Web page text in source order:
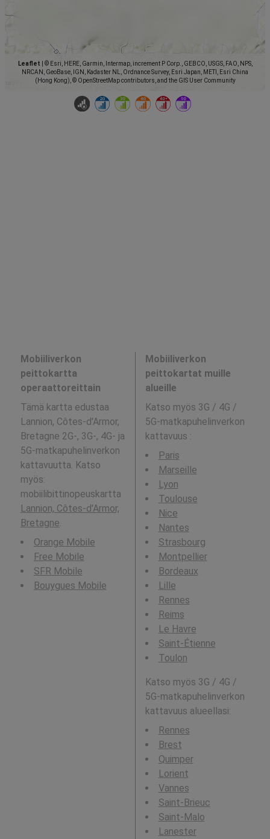
Leaflet
© Esri, HERE, Garmin, Intermap, increment P Corp., GEBCO, USGS, FAO, NPS,
NRCAN, GeoBase, IGN, Kadaster NL, Ordnance Survey, Esri Japan, METI, Esri China
(Hong Kong), © OpenStreetMap contributors, and the GIS User Community
Mobiiliverkon
peittokartta
operaattoreittain
Tämä kartta edustaa
Lannion, Côtes-d'Armor,
Bretagne 2G-, 3G-, 4G- ja
5G-matkapuhelinverkon
kattavuutta. Katso
myös:
mobiilibittinopeuskartta
Lannion, Côtes-d'Armor,
Bretagne
Orange Mobile
Free Mobile
SFR Mobile
Bouygues Mobile
Mobiiliverkon
peittokartat muille
alueille
Katso myös 3G / 4G /
5G-matkapuhelinverkon
kattavuus :
Paris
Marseille
Lyon
Toulouse
Nice
Nantes
Strasbourg
Montpellier
Bordeaux
Lille
Rennes
Reims
Le Havre
Saint-Étienne
Toulon
Katso myös 3G / 4G /
5G-matkapuhelinverkon
kattavuus alueellasi:
Rennes
Brest
Quimper
Lorient
Vannes
Saint-Brieuc
Saint-Malo
Lanester